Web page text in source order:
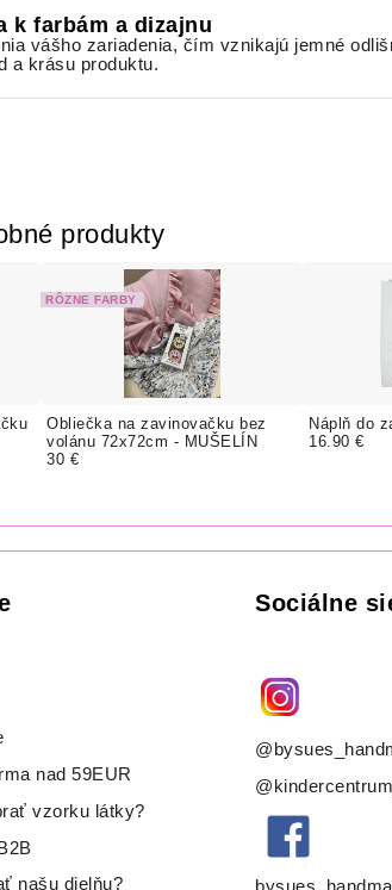
k farbám a dizajnu
vášho zariadenia, čím vznikajú jemné
a krásu produktu.
produkty
Obliečka na zavinovačku bez
volánu 72x72cm - MUŠELÍN
RÔZNE FARBY
30 €
Náplň do
16.90 €
nad 59EUR
vzorku látky?
našu dielňu?
Sociálne